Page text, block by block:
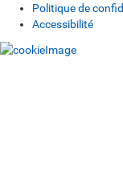
Politique de
Accessibilité